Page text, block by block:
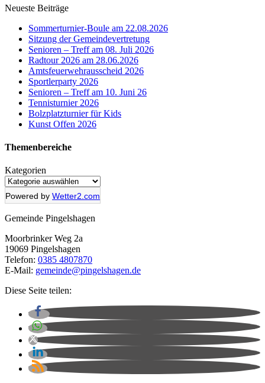
Neueste Beiträge
Sommerturnier-Boule am 22.08.2026
Sitzung der Gemeindevertretung
Senioren – Treff am 08. Juli 2026
Radtour 2026 am 28.06.2026
Amtsfeuerwehrausscheid 2026
Sportlerparty 2026
Senioren – Treff am 10. Juni 26
Tennisturnier 2026
Bolzplatzturnier für Kids
Kunst Offen 2026
Themenbereiche
Kategorien
Powered by Wetter2.com
Gemeinde Pingelshagen
Moorbrinker Weg 2a
19069 Pingelshagen
Telefon: 0385 4807870
E-Mail: gemeinde@pingelshagen.de
Diese Seite teilen: